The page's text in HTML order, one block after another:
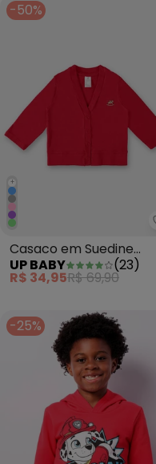
-50%
+
Casaco em Suedine
Unissex para Bebê Rosa
UP BABY (23)
R$ 34,95R$ 69,90
-25%